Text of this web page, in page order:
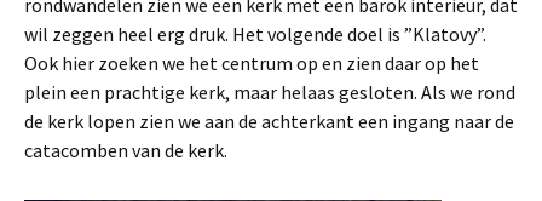
rondwandelen zien we een kerk met een barok interieur, dat
wil zeggen heel erg druk. Het volgende doel is ”Klatovy”.
Ook hier zoeken we het centrum op en zien daar op het
plein een prachtige kerk, maar helaas gesloten. Als we rond
de kerk lopen zien we aan de achterkant een ingang naar de
catacomben van de kerk.